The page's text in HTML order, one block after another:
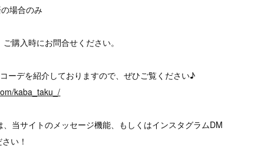
場合のみ
購入時にお問合せください。
ーデを紹介しておりますので、ぜひご覧ください♪
kaba_taku_/
当サイトのメッセージ機能、もしくはインスタグラムDM
い！